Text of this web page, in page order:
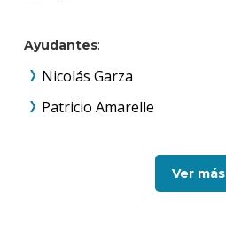
Ayudantes:
Nicolás Garza
Patricio Amarelle
Ver más